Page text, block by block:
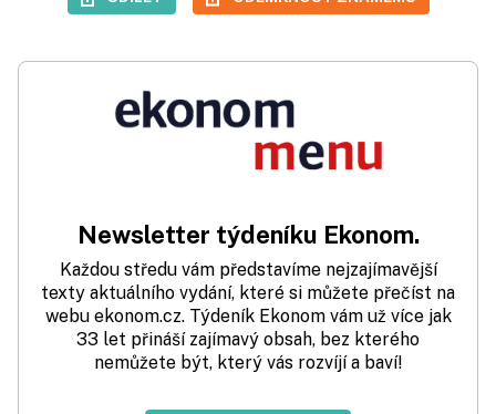
Newsletter týdeníku Ekonom.
Každou středu vám představíme nejzajímavější
texty aktuálního vydání, které si můžete přečíst na
webu ekonom.cz. Týdeník Ekonom vám už více jak
33 let přináší zajímavý obsah, bez kterého
nemůžete být, který vás rozvíjí a baví!